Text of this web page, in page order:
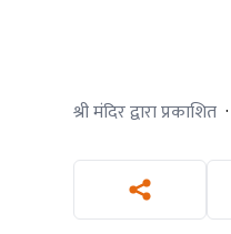
श्री मंदिर द्वारा प्रकाशित ·